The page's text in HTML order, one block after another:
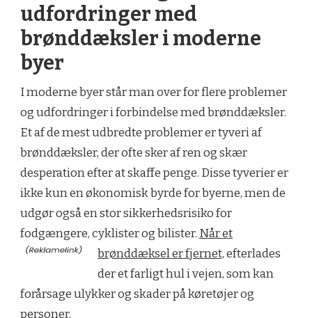
udfordringer med
brønddæksler i moderne
byer
I moderne byer står man over for flere problemer
og udfordringer i forbindelse med brønddæksler.
Et af de mest udbredte problemer er tyveri af
brønddæksler, der ofte sker af ren og skær
desperation efter at skaffe penge. Disse tyverier er
ikke kun en økonomisk byrde for byerne, men de
udgør også en stor sikkerhedsrisiko for
fodgængere, cyklister og bilister. Når et
brønddæksel er fjernet,efterlades
der et farligt hul i vejen, som kan
forårsage ulykker og skader på køretøjer og
personer.